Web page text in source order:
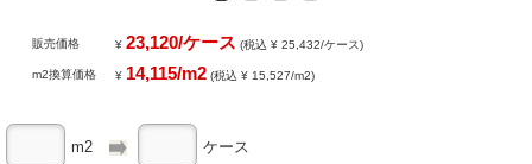
販売価格 ¥23,120/ケース (税込 ¥ 25,432/ケース)
m2換算価格 ¥ 14,115/m2 (税込 ¥ 15,527/m2)
m2 ケース